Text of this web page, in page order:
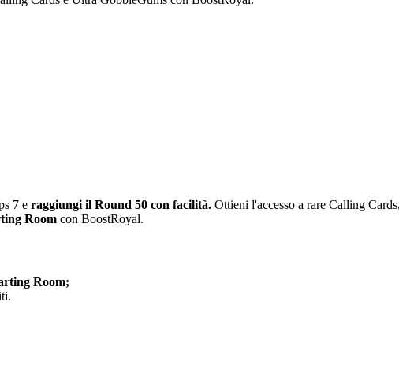
7 e raggiungi il Round 50 con facilità. Ottieni l'accesso a rare Calling
Room con BoostRoyal.
Room;